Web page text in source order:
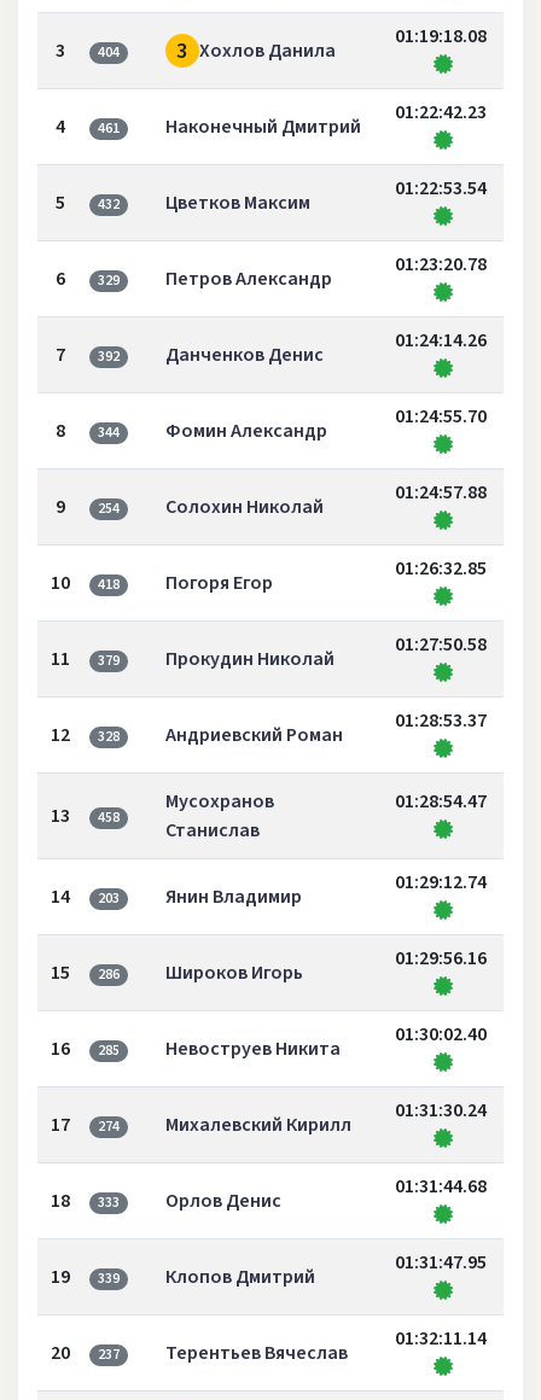
3 404 3 Хохлов Данила
01:19:18.08
4 461 Наконечный Дмитрий
01:22:42.23
5 432 Цветков Максим
01:22:53.54
6 329 Петров Александр
01:23:20.78
7 392 Данченков Денис
01:24:14.26
8 344 Фомин Александр
01:24:55.70
9 254 Солохин Николай
01:24:57.88
10 418 Погоря Егор
01:26:32.85
11 379 Прокудин Николай
01:27:50.58
12 328 Андриевский Роман
01:28:53.37
13 458
Мусохранов
Станислав
01:28:54.47
14 203 Янин Владимир
01:29:12.74
15 286 Широков Игорь
01:29:56.16
16 285 Невоструев Никита
01:30:02.40
17 274 Михалевский Кирилл
01:31:30.24
18 333 Орлов Денис
01:31:44.68
19 339 Клопов Дмитрий
01:31:47.95
20 237 Терентьев Вячеслав
01:32:11.14